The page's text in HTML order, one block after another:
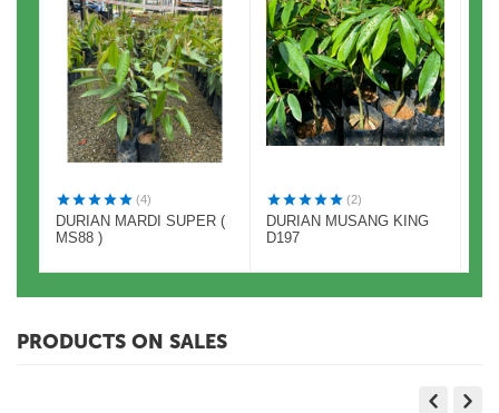
(4)
DURIAN MARDI SUPER (
MS88 )
(2)
DURIAN MUSANG KING
D197
PRODUCTS ON SALES